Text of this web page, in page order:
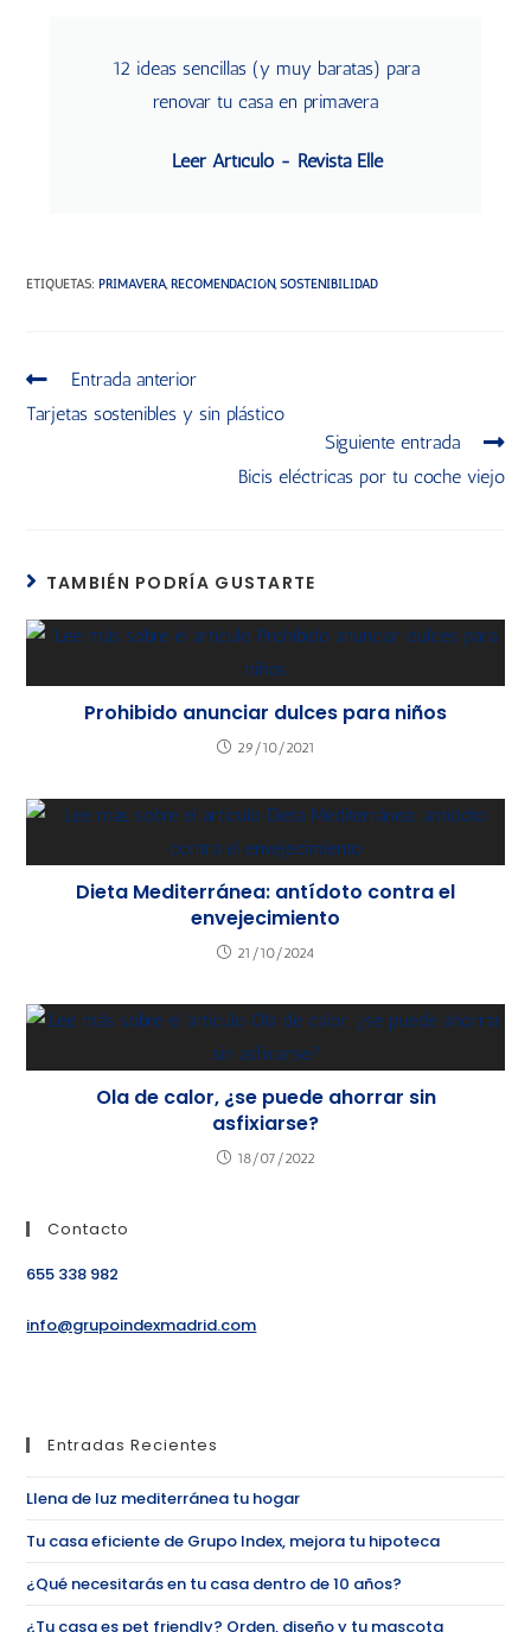
12 ideas sencillas (y muy baratas) para
renovar tu casa en primavera
Leer Artículo - Revista Elle
ETIQUETAS:PRIMAVERA, RECOMENDACIÓN, SOSTENIBILIDAD
Entrada anterior
Tarjetas sostenibles y sin plástico
Siguiente entrada
Bicis eléctricas por tu coche viejo
TAMBIÉN PODRÍA GUSTARTE
Prohibido anunciar dulces para niños
29/10/2021
Dieta Mediterránea: antídoto contra el
envejecimiento
21/10/2024
Ola de calor, ¿se puede ahorrar sin
asfixiarse?
18/07/2022
Contacto
655 338 982
info@grupoindexmadrid.com
Entradas Recientes
Llena de luz mediterránea tu hogar
Tu casa eficiente de Grupo Index, mejora tu hipoteca
¿Qué necesitarás en tu casa dentro de 10 años?
¿Tu casa es pet friendly? Orden, diseño y tu mascota